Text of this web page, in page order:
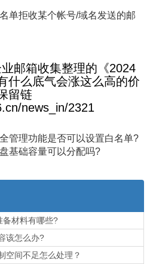
单拒收某个帐号/域名发送的邮
邮箱收集整理的《2024
什么底气会涨这么高的价
留链
news_in/2321
管理功能是否可以设置白名单?
基础容量可以分配吗?
备材料有哪些?
该怎么办?
空间不足怎么处理？